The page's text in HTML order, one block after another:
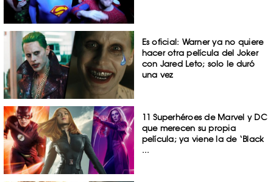
Es oficial: Warner ya no quiere
hacer otra película del Joker
con Jared Leto; solo le duró
una vez
11 Superhéroes de Marvel y DC
que merecen su propia
película; ya viene la de ‘Black
...